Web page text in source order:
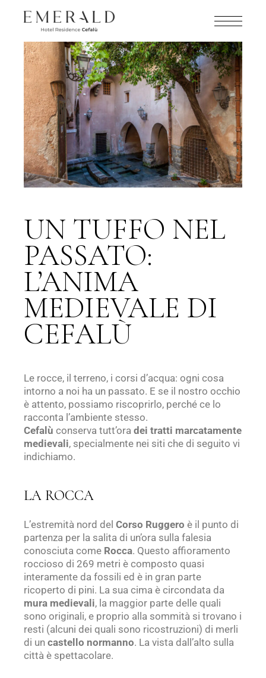
UN TUFFO NEL
PASSATO:
L’ANIMA
MEDIEVALE DI
CEFALÙ
Le rocce, il terreno, i corsi d’acqua: ogni cosa
intorno a noi ha un passato. E se il nostro occhio
è attento, possiamo riscoprirlo, perché ce lo
racconta l’ambiente stesso.
Cefalùconserva tutt’oradei tratti marcatamente
medievali, specialmente nei siti che di seguito vi
indichiamo.
LA ROCCA
L’estremità nord delCorso Ruggero è il punto di
partenza per la salita di un’ora sulla falesia
conosciuta come Rocca. Questo affioramento
roccioso di 269 metri è composto quasi
interamente da fossili ed è in gran parte
ricoperto di pini. La sua cima è circondata da
mura medievali, la maggior parte delle quali
sono originali, e proprio alla sommità si trovano i
resti (alcuni dei quali sono ricostruzioni) di merli
di uncastello normanno. La vista dall’alto sulla
città è spettacolare.